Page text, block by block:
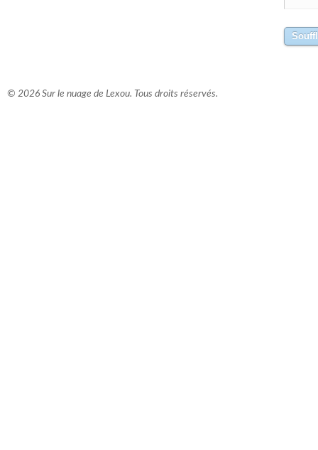
© 2026 Sur le nuage de Lexou. Tous droits réservés.